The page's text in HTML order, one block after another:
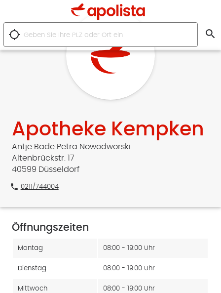
location_searching search
Apotheke Kempken
Antje Bade Petra Nowodworski
Altenbrückstr. 17
40599 Düsseldorf
phone 0211/744004
Öffnungszeiten
Montag 08:00 - 19:00 Uhr
Dienstag 08:00 - 19:00 Uhr
Mittwoch 08:00 - 19:00 Uhr